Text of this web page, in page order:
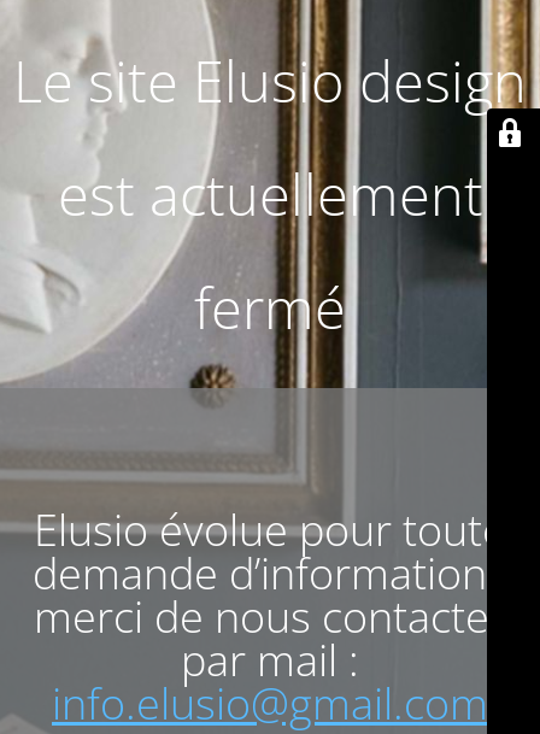
Le site Elusio design
est actuellement
fermé
Elusio évolue pour toute
demande d’informations
merci de nous contacter
par mail :
info.elusio@gmail.com